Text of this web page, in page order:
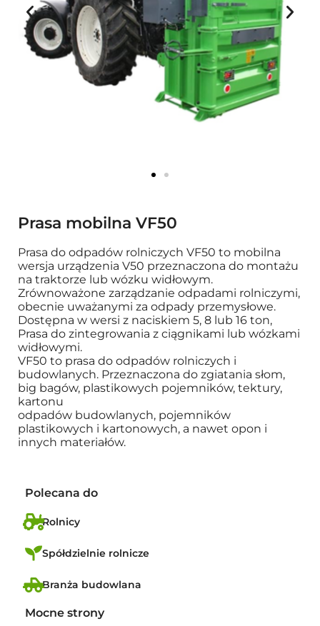
Prasa mobilna VF50
Prasa do odpadów rolniczych VF50 to mobilna
wersja urządzenia V50 przeznaczona do montażu
na traktorze lub wózku widłowym.
Zrównoważone zarządzanie odpadami rolniczymi,
obecnie uważanymi za odpady przemysłowe.
Dostępna w wersi z naciskiem 5, 8 lub 16 ton,
Prasa do zintegrowania z ciągnikami lub wózkami
widłowymi.
VF50 to prasa do odpadów rolniczych i
budowlanych. Przeznaczona do zgiatania słom,
big bagów, plastikowych pojemników, tektury,
kartonu
odpadów budowlanych, pojemników
plastikowych i kartonowych, a nawet opon i
innych materiałów.
Polecana do
Rolnicy
Spółdzielnie rolnicze
Branża budowlana
Mocne strony